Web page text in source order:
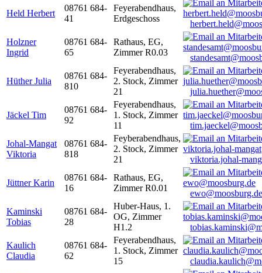
Held Herbert
08761 684-
41
Feyerabendhaus,
Erdgeschoss
Holzner
Ingrid
08761 684-
65
Rathaus, EG,
Zimmer R0.03
Hüther Julia
08761 684-
810
Feyerabendhaus,
2. Stock, Zimmer
21
Jäckel Tim
08761 684-
92
Feyerabendhaus,
1. Stock, Zimmer
11
Johal-Mangat
Viktoria
08761 684-
818
Feyberabendhaus,
2. Stock, Zimmer
21
viktoria.johal-
Jüttner Karin
08761 684-
16
Rathaus, EG,
Zimmer R0.01
ewo@moosburg.de
Kaminski
Tobias
08761 684-
28
Huber-Haus, 1.
OG, Zimmer
H1.2
Kaulich
Claudia
08761 684-
62
Feyerabendhaus,
1. Stock, Zimmer
15